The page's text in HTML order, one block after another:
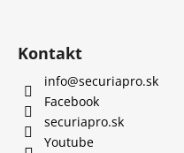
Kontakt
info@securiapro.sk
Facebook
securiapro.sk
Youtube